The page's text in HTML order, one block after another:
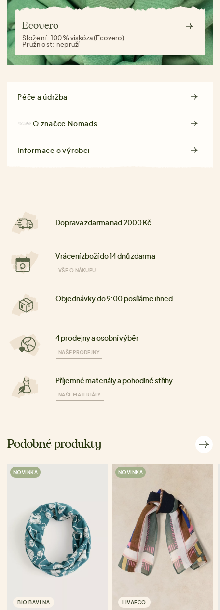
Ecovero
Složení:100 % viskóza (Ecovero)
Pružnost: nepruží
Péče a údržba
O značce Nomads
Informace o výrobci
Doprava zdarma nad 2000 Kč
Vrácení zboží do 14 dnů zdarma
VŠE O NÁKUPU
Objednávky do 9:00 posíláme ihned
4 prodejny a osobní výběr
NAŠE PRODEJNY
Příjemné materiály a pohodlné střihy
NAŠE MATERIÁLY
Podobné produkty
NOVINKA
BIO BAVLNA
NOVINKA
LIVAECO